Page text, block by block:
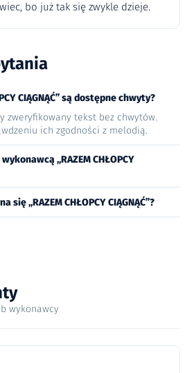
bo już tak się zwykle dzieje.
CIĄGNĄĆ” są dostępne chwyty?
zweryfikowany tekst bez chwytów.
ich zgodności z melodią.
„RAZEM CHŁOPCY
się „RAZEM CHŁOPCY CIĄGNĄĆ”?
wykonawcy